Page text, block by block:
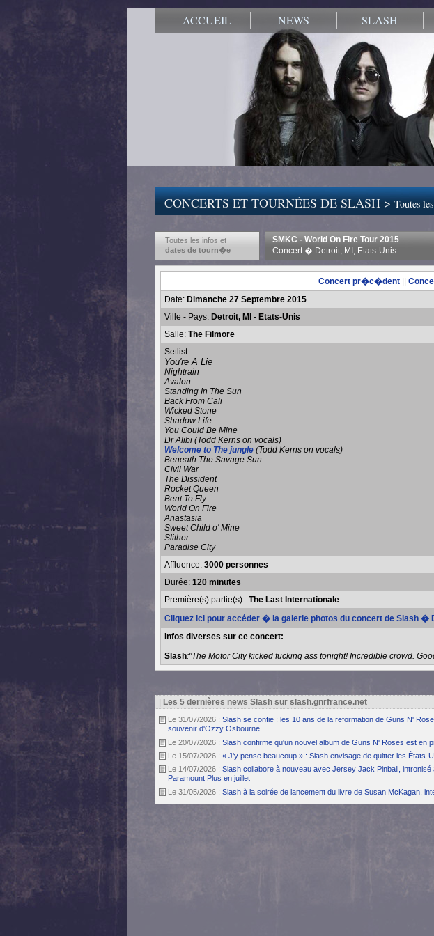
ACCUEIL NEWS SLASH
CONCERTS ET TOURNÉES DE SLASH >Toutes
Toutes les infos et
dates de tourn�e
SMKC - World On Fire Tour 2015
Concert � Detroit, MI, Etats-Unis
Concert pr�c�dent
Date: Dimanche 27 Septembre 2015
Ville - Pays: Detroit, MI - Etats-Unis
Salle: The Filmore
Setlist:
You're A Lie
Nightrain
Avalon
Standing In The Sun
Back From Cali
Wicked Stone
Shadow Life
You Could Be Mine
Dr Alibi (Todd Kerns on vocals)
Welcome to The jungle (Todd Kerns on vocals)
Beneath The Savage Sun
Civil War
The Dissident
Rocket Queen
Bent To Fly
World On Fire
Anastasia
Sweet Child o' Mine
Slither
Paradise City
Affluence: 3000 personnes
Durée: 120 minutes
Première(s) partie(s) : The Last Internationale
Cliquez ici pour accéder � la galerie photos du concert de Slash �
Infos diverses sur ce concert:
Slash:"The Motor City kicked fucking ass tonight! Incredible crowd.
Les 5 dernières news Slash sur slash.gnrfrance.net
Le 31/07/2026 : Slash se confie : les 10 ans de la reformation de Guns N'
souvenir d'Ozzy Osbourne
Le 20/07/2026 : Slash confirme qu'un nouvel album de Guns N' Roses est en
Le 15/07/2026 : « J'y pense beaucoup » : Slash envisage de quitter les États-
Le 14/07/2026 : Slash collabore à nouveau avec Jersey Jack Pinball,
Paramount Plus en juillet
Le 31/05/2026 : Slash à la soirée de lancement du livre de Susan McKagan,